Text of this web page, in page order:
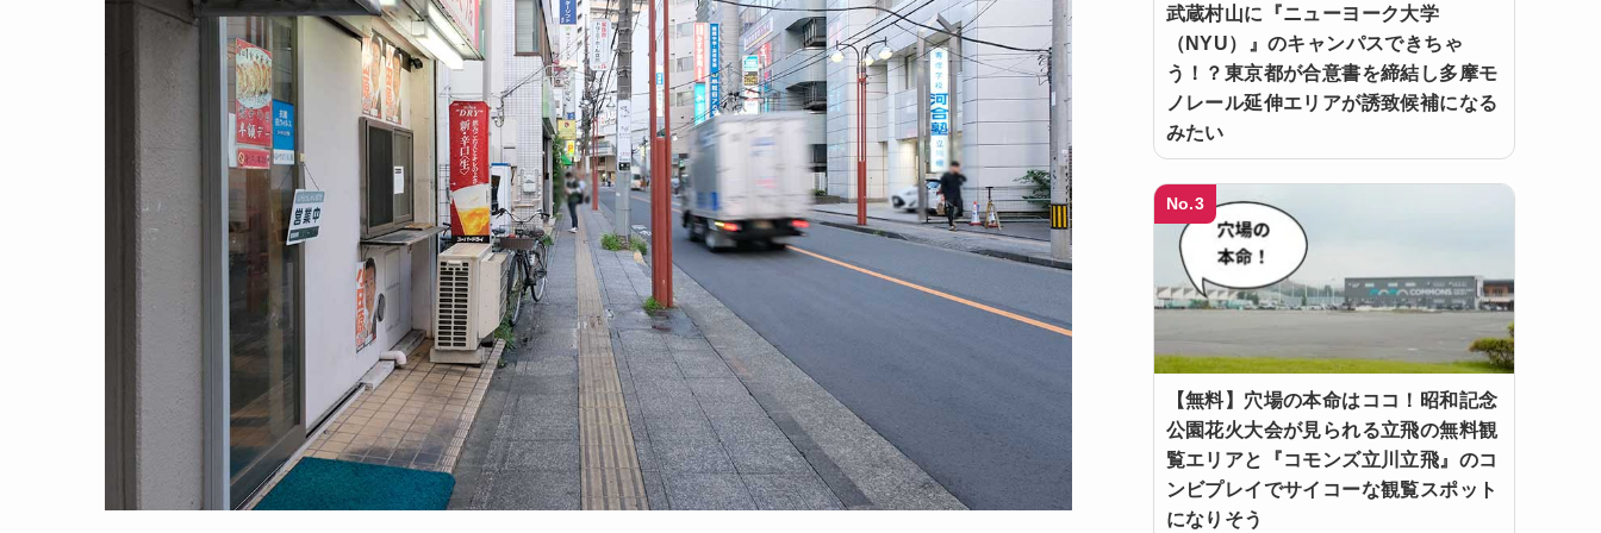
武蔵村山に『ニューヨーク大学
（NYU）』のキャンパスできちゃ
う！？東京都が合意書を締結し多摩モ
ノレール延伸エリアが誘致候補になる
みたい
No.3
【無料】穴場の本命はココ！昭和記念
公園花火大会が見られる立飛の無料観
覧エリアと『コモンズ立川立飛』のコ
ンビプレイでサイコーな観覧スポット
になりそう